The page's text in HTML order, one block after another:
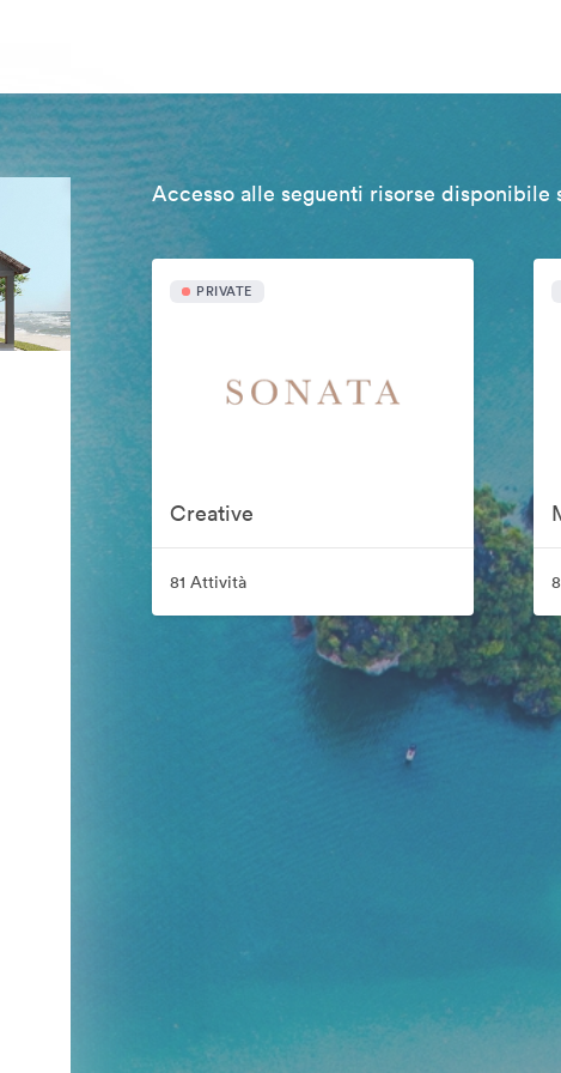
Accesso alle seguenti risorse disponibile
PRIVATE
Creative
81 Attività